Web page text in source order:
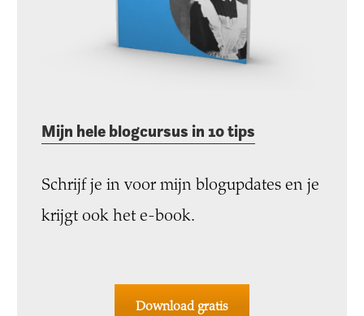
Mijn hele blogcursus in 10 tips
Schrijf je in voor mijn blogupdates en je
krijgt ook het e-book.
Download gratis